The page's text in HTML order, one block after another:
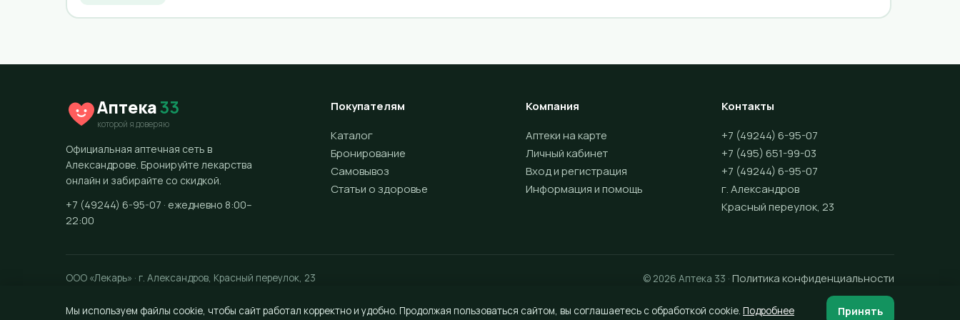
Аптека33
которой я доверяю
Официальная аптечная сеть в
Александрове. Бронируйте лекарства
онлайн и забирайте со скидкой.
+7 (49244) 6-95-07 · ежедневно 8:00–
22:00
Покупателям
Каталог
Бронирование
Самовывоз
Статьи о здоровье
Компания
Аптеки на карте
Личный кабинет
Вход и регистрация
Информация и помощь
Контакты
+7 (49244) 6-95-07
+7 (495) 651-99-03
+7 (49244) 6-95-07
г. Александров
Красный переулок, 23
ООО «Лекарь» · г. Александров, Красный переулок, 23 © 2026 Аптека 33 · Политика конфиденциальности
Мы используем файлы cookie, чтобы сайт работал корректно и удобно. Продолжая пользоваться сайтом, вы соглашаетесь с обработкой cookie. Подробнее Принять